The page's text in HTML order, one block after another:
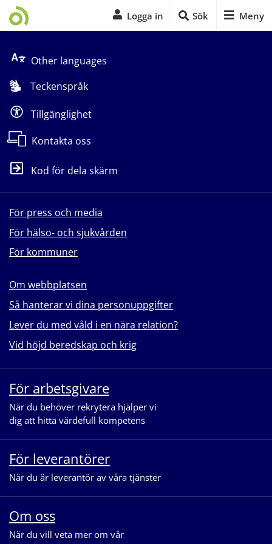
Logga in Sök Meny
Other languages
Teckenspråk
Tillgänglighet
Kontakta oss
Kod för dela skärm
För press och media
För hälso- och sjukvården
För kommuner
Om webbplatsen
Så hanterar vi dina personuppgifter
Lever du med våld i en nära relation?
Vid höjd beredskap och krig
För arbetsgivare
När du behöver rekrytera hjälper vi
dig att hitta värdefull kompetens
För leverantörer
När du är leverantör av våra tjänster
Om oss
När du vill veta mer om vår